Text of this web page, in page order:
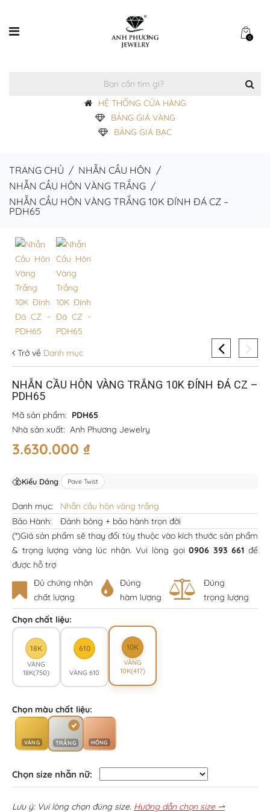
0
HỆ THỐNG CỬA HÀNG
BẢNG GIÁ VÀNG
BẢNG GIÁ BẠC
TRANG CHỦ / NHẪN CẦU HÔN /
NHẪN CẦU HÔN VÀNG TRẮNG /
NHẪN CẦU HÔN VÀNG TRẮNG 10K ĐÍNH ĐÁ CZ –
PDH65
Trở về Danh mục
NHẪN CẦU HÔN VÀNG TRẮNG 10K ĐÍNH ĐÁ CZ –
PDH65
Mã sản phẩm: PDH65
Nhà sản xuất: Anh Phương Jewelry
3.630.000 ₫
Kiểu Dáng: Pave Twist
Danh mục:
Nhẫn cầu hôn vàng trắng
Bảo Hành:
Đánh bóng + bảo hành trọn đời
(*)Giá sản phẩm sẽ thay đổi tùy thuộc vào kích thước sản phẩm
& trọng lượng vàng lúc nhận. Vui lòng gọi0906 393 661 để
được hỗ trợ
Đủ chứng nhận
chất lượng
Đúng
hàm lượng
Đúng
trọng lượng
Chọn chất liệu:
18K
VÀNG
18K(750)
610
VÀNG 610
10K
VÀNG
10K(417)
Chọn màu chất liệu:
VÀNG TRẮNG HỒNG
Chọn size nhẫn nữ:
Lưu ý: Vui lòng chọn đúng size. Hướng dẫn chọn size ⇀